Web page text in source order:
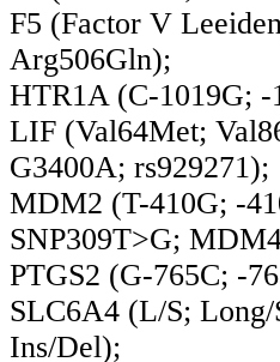
F5 (Factor V
Arg506Gln);
HTR1A (C-1019G; -
LIF (Val64Met;
G3400A; rs929271);
MDM2 (T-410G; -
SNP309T>G;
PTGS2 (G-765C; -
SLC6A4 (L/S; Long/
Ins/Del);